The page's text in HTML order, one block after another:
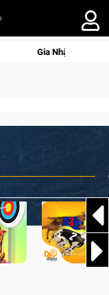
Gia Nhập Closed Beta